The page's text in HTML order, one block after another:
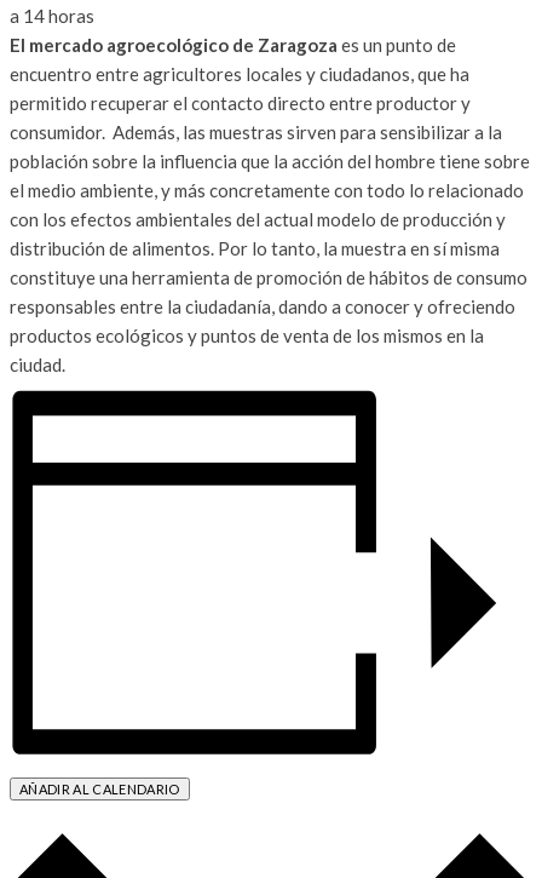
a 14 horas
El mercado agroecológico de Zaragoza es un punto de
encuentro entre agricultores locales y ciudadanos, que ha
permitido recuperar el contacto directo entre productor y
consumidor. Además, las muestras sirven para sensibilizar a la
población sobre la influencia que la acción del hombre tiene sobre
el medio ambiente, y más concretamente con todo lo relacionado
con los efectos ambientales del actual modelo de producción y
distribución de alimentos. Por lo tanto, la muestra en sí misma
constituye una herramienta de promoción de hábitos de consumo
responsables entre la ciudadanía, dando a conocer y ofreciendo
productos ecológicos y puntos de venta de los mismos en la
ciudad.
AÑADIR AL CALENDARIO